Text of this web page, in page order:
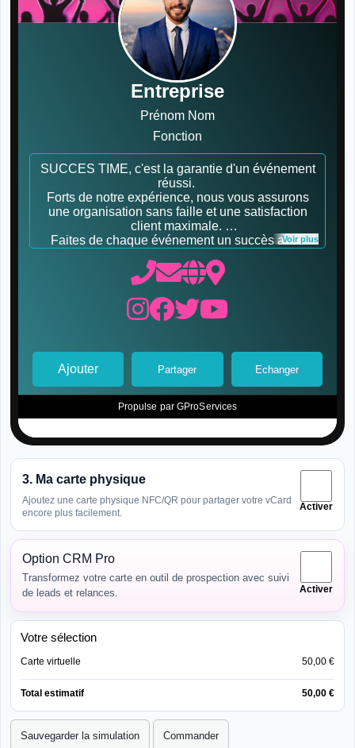
3. Ma carte physique
Ajoutez une carte physique NFC/QR pour partager votre vCard
encore plus facilement.
Activer
Option CRM Pro
Transformez votre carte en outil de prospection avec suivi
de leads et relances.
Activer
Votre sélection
Carte virtuelle 50,00 €
Total estimatif 50,00 €
Sauvegarder la simulation Commander